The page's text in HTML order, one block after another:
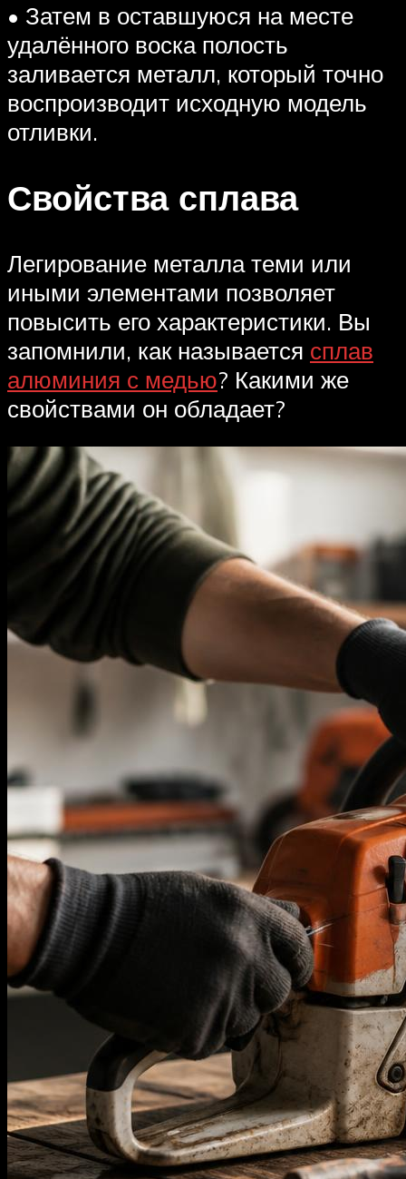
• Затем в оставшуюся на месте
удалённого воска полость
заливается металл, который точно
воспроизводит исходную модель
отливки.
Свойства сплава
Легирование металла теми или
иными элементами позволяет
повысить его характеристики. Вы
запомнили, как называется сплав
алюминия с медью? Какими же
свойствами он обладает?